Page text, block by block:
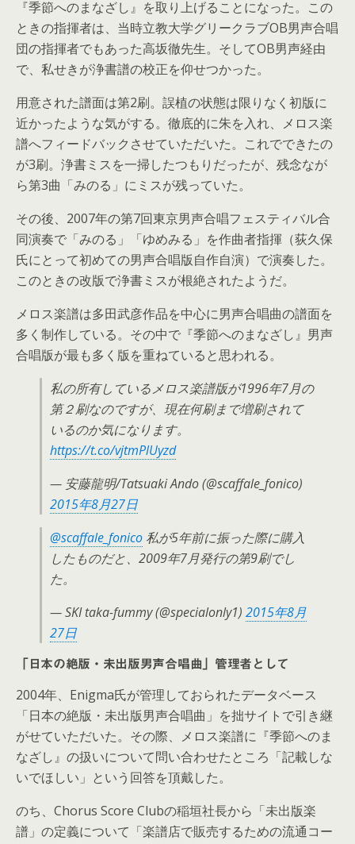
『季節へのまなざし』を取り上げることになった。この
ときの指揮者は、当時立教大学グリークラブOB男声合唱
団の指揮者でもあった高坂徹先生。そしてOB男声経由
で、私せきが浄書譜の校正を仰せつかった。
用意された譜面は第2刷。誤植の状態は限りなく初版に
近かったような気がする。徹底的に朱を入れ、メロス楽
譜へフィードバックさせていただいた。これでできたの
が3刷。浄書ミスを一掃したつもりだったが、残念なが
ら第3曲「みのる」にミスが残っていた。
その後、2007年の第7回東京男声合唱フェスティバル合
同演奏で「みのる」「ゆめみる」を作曲者指揮（荻久保
氏にとって初めての男声合唱版自作自演）で演奏した。
このときの改版で浄書ミスが根絶されたようだ。
メロス楽譜は多田武彦作品を中心に男声合唱曲の譜面を
多く制作している。その中で『季節へのまなざし』男声
合唱版が最も多く版を重ねていると思われる。
私の所有しているメロス楽譜版が1996年7月の
第２刷なのですが、現在何刷まで増刷されて
いるのか気になります。
https://t.co/vjtmPlUyzd
— 安藤龍明/Tatsuaki Ando (@scaffale_fonico)
2015年8月27日
@scaffale_fonico 私が5年前に振った際に購入
したものだと、2009年7月発行の第9刷でし
た。
— SKI taka-fummy (@specialonly1) 2015年8月
27日
「日本の絶版・未出版男声合唱曲」管理者として
2004年、Enigma氏が管理しておられたデータベース
「日本の絶版・未出版男声合唱曲」を拙サイトで引き継
がせていただいた。その際、メロス楽譜に『季節へのま
なざし』の扱いについて問い合わせたところ「記載しな
いでほしい」という回答を頂戴した。
のち、Chorus Score Clubの稲垣社長から「未出版楽
譜」の定義について「楽譜店で販売するための流通コー